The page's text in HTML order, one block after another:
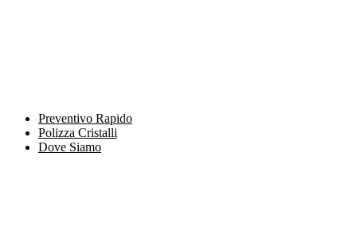
Preventivo Rapido
Polizza Cristalli
Dove Siamo